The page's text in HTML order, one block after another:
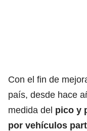
Con el fin de
país, desde hace
medida del pico y
por vehículos